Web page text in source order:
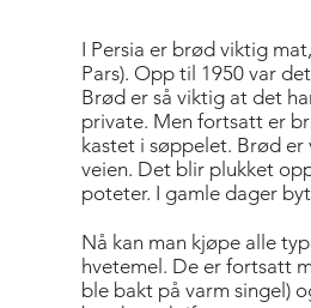
I Persia er brød viktig
Pars). Opp til 1950 var
Brød er så viktig at det
private. Men fortsatt er
kastet i søppelet. Brød
veien. Det blir plukket
poteter. I gamle dager
Nå kan man kjøpe alle
hvetemel. De er fortsatt
ble bakt på varm singel)